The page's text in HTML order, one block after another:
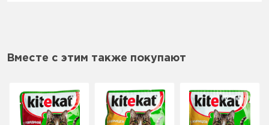
Вместе с этим также покупают